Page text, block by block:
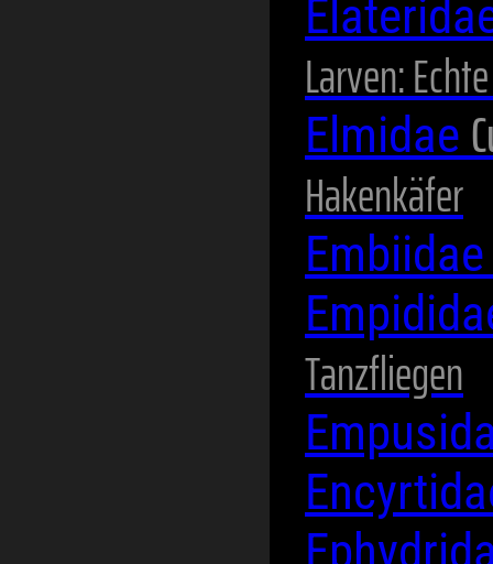
Larven:
Elmidae
Hakenkäfer
Tanzfliegen